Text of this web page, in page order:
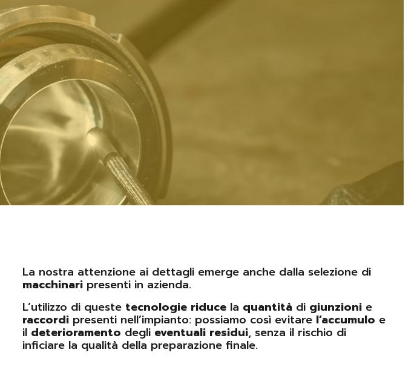
La nostra attenzione ai dettagli emerge anche dalla selezione di
macchinari presenti in azienda.
L’utilizzo di queste tecnologie riduce la quantità di giunzioni e
raccordi presenti nell’impianto: possiamo così evitare l’accumulo e
il deterioramento degli eventuali residui, senza il rischio di
inficiare la qualità della preparazione finale.